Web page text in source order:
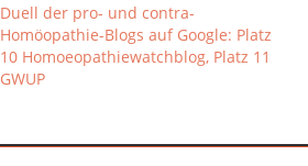
Duell der pro- und contra-
Homöopathie-Blogs auf Google: Platz
10 Homoeopathiewatchblog, Platz 11
GWUP